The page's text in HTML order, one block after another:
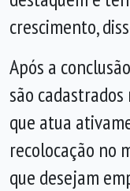
crescimento,
Após a
são
que atua
recolocação no
que desejam